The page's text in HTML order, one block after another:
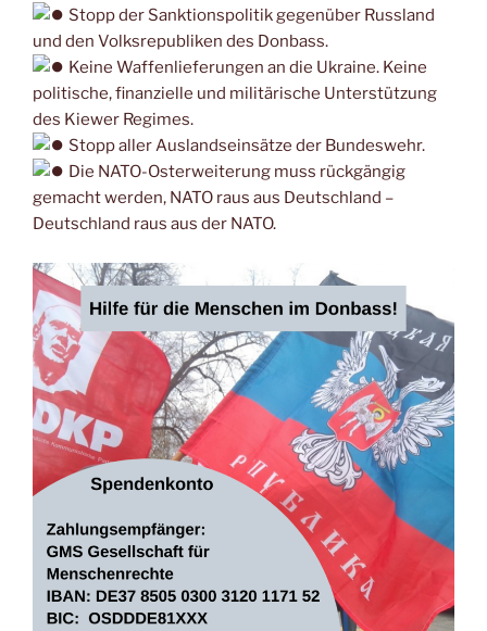
Stopp der Sanktionspolitik gegenüber Russland
und den Volksrepubliken des Donbass.
Keine Waffenlieferungen an die Ukraine. Keine
politische, finanzielle und militärische Unterstützung
des Kiewer Regimes.
Stopp aller Auslandseinsätze der Bundeswehr.
Die NATO-Osterweiterung muss rückgängig
gemacht werden, NATO raus aus Deutschland –
Deutschland raus aus der NATO.